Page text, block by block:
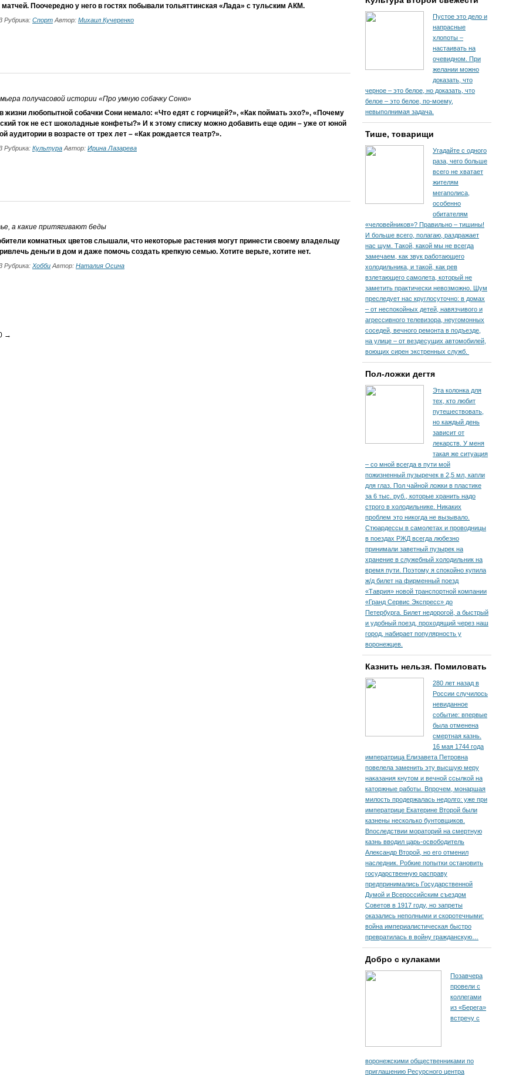
Поочередно у него в гостях побывали тольяттинская «Лада» с тульским АКМ.
Рубрика: Спорт Автор: Михаил Кучеренко
получасовой истории «Про умную собачку Соню»
жизни любопытной собачки Сони немало: «Что едят с горчицей?», «Как поймать эхо?», «Почему
ток не ест шоколадные конфеты?» И к этому списку можно добавить еще один – уже от юной
аудитории в возрасте от трех лет – «Как рождается театр?».
Рубрика: Культура Автор: Ирина Лазарева
а какие притягивают беды
комнатных цветов слышали, что некоторые растения могут принести своему владельцу
деньги в дом и даже помочь создать крепкую семью. Хотите верьте, хотите нет.
Рубрика: Хобби Автор: Наталия Осина
→
Пустое это дело и
напрасные
хлопоты –
настаивать на
очевидном. При
желании можно
доказать, что
черное – это белое, но доказать, что
белое – это белое, по-моему,
невыполнимая задача.
Тише, товарищи
Угадайте с одного
раза, чего больше
всего не хватает
жителям
мегаполиса,
особенно
обитателям
«человейников»? Правильно – тишины!
И больше всего, полагаю, раздражает
нас шум. Такой, какой мы не всегда
замечаем, как звук работающего
холодильника, и такой, как рев
взлетающего самолета, который не
заметить практически невозможно. Шум
преследует нас круглосуточно: в домах
– от неспокойных детей, навязчивого и
агрессивного телевизора, неугомонных
соседей, вечного ремонта в подъезде,
на улице – от вездесущих автомобилей,
воющих сирен экстренных служб.
Пол-ложки дегтя
Эта колонка для
тех, кто любит
путешествовать,
но каждый день
зависит от
лекарств. У меня
такая же ситуация
– со мной всегда в пути мой
пожизненный пузыречек в 2,5 мл, капли
для глаз. Пол чайной ложки в пластике
за 6 тыс. руб., которые хранить надо
строго в холодильнике. Никаких
проблем это никогда не вызывало.
Стюардессы в самолетах и проводницы
в поездах РЖД всегда любезно
принимали заветный пузырек на
хранение в служебный холодильник на
время пути. По­этому я спокойно купила
ж/д билет на фирменный поезд
«Таврия» новой транспортной компании
«Гранд Сервис Экспресс» до
Петербурга. Билет недорогой, а быстрый
и удобный поезд, проходящий через наш
город, набирает популярность у
воронежцев.
Казнить нельзя. Помиловать
280 лет назад в
России случилось
невиданное
событие: впервые
была отменена
смертная казнь.
16 мая 1744 года
императрица Елизавета Петровна
повелела заменить эту высшую меру
наказания кнутом и вечной ссылкой на
каторжные работы. Впрочем, монаршая
милость продержалась недолго: уже при
императрице Екатерине Второй были
казнены несколько бунтовщиков.
Впоследствии мораторий на смертную
казнь вводил царь-освободитель
Александр Второй, но его отменил
наследник. Робкие попытки остановить
государственную расправу
предпринимались Государственной
Думой и Всероссийским съездом
Советов в 1917 году, но запреты
оказались неполными и скоротечными:
война империалистическая быстро
превратилась в войну гражданскую…
Добро с кулаками
Позавчера
провели с
коллегами
из «Берега»
встречу с
воронежскими общественниками по
приглашению Ресурсного центра